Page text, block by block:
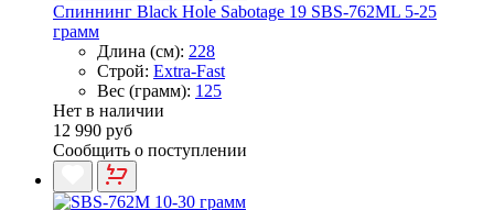
Спиннинг Black Hole Sabotage 19 SBS-762ML 5-25
грамм
Длина (см): 228
Строй: Extra-Fast
Вес (грамм): 125
Нет в наличии
12 990 руб
Сообщить о поступлении